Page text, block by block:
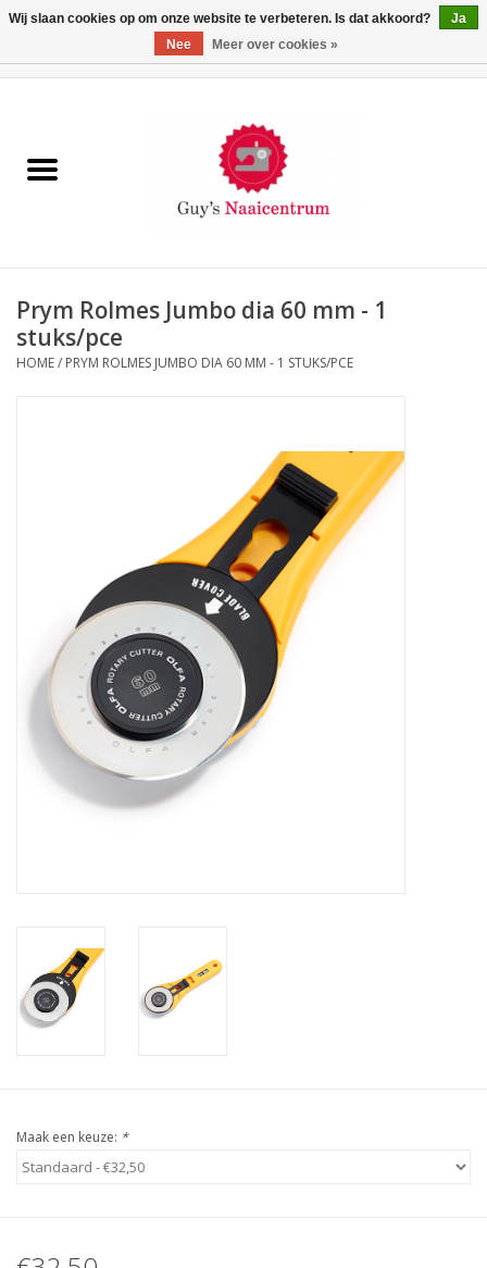
Machines
Paspoppen
Breien en haken
Handwerk
Workshop
Cadeaubonnen
Guy's blog
Prym Rolmes Jumbo dia 60 mm - 1
stuks/pce
HOME/ PRYM ROLMES JUMBO DIA 60 MM - 1 STUKS/PCE
Maak een keuze: *
Wij slaan cookies op om onze website te verbeteren. Is dat akkoord?
Ja
Nee
Meer over cookies »